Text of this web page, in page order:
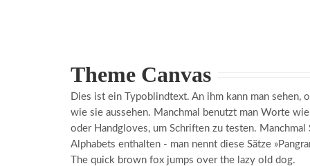
Theme Canvas
Dies ist ein Typoblindtext. An ihm kann man sehen,
wie sie aussehen. Manchmal benutzt man Worte
oder Handgloves, um Schriften zu testen. Manchmal
Alphabets enthalten - man nennt diese Sätze
The quick brown fox jumps over the lazy old dog.